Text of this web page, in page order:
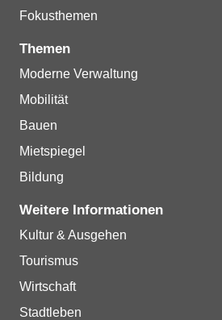
Fokusthemen
Themen
Moderne Verwaltung
Mobilität
Bauen
Mietspiegel
Bildung
Weitere Informationen
Kultur & Ausgehen
Tourismus
Wirtschaft
Stadtleben